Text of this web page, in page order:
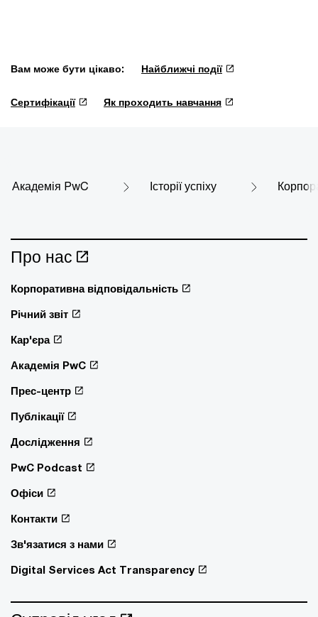
Вам може бути цікаво: Найближчі події
Сертифікації Як проходить навчання
Академія PwC Історії успіху
Про нас
Корпоративна відповідальність
Річний звіт
Кар'єра
Академія PwC
Прес-центр
Публікації
Дослідження
PwC Podcast
Офіси
Контакти
Зв'язатися з нами
Digital Services Act Transparency